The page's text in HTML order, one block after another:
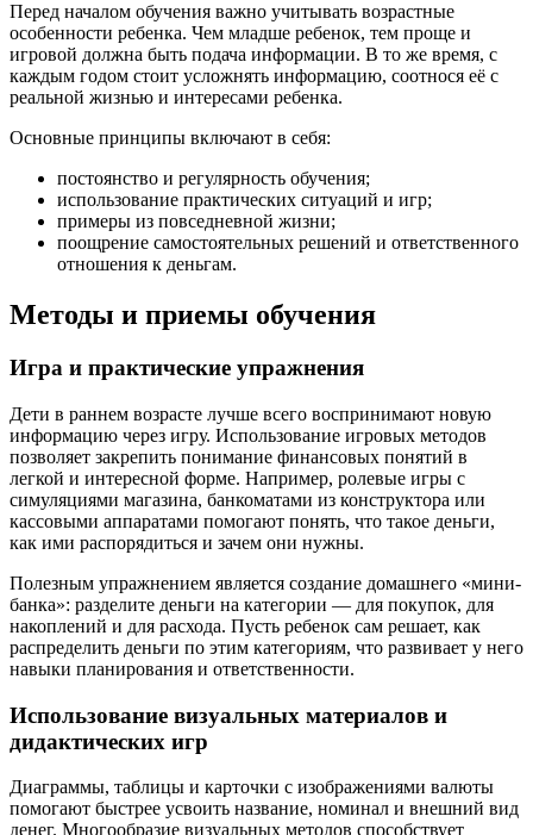
Перед началом обучения важно учитывать возрастные
особенности ребенка. Чем младше ребенок, тем проще и
игровой должна быть подача информации. В то же время, с
каждым годом стоит усложнять информацию, соотнося её с
реальной жизнью и интересами ребенка.
Основные принципы включают в себя:
постоянство и регулярность обучения;
использование практических ситуаций и игр;
примеры из повседневной жизни;
поощрение самостоятельных решений и ответственного
отношения к деньгам.
Методы и приемы обучения
Игра и практические упражнения
Дети в раннем возрасте лучше всего воспринимают новую
информацию через игру. Использование игровых методов
позволяет закрепить понимание финансовых понятий в
легкой и интересной форме. Например, ролевые игры с
симуляциями магазина, банкоматами из конструктора или
кассовыми аппаратами помогают понять, что такое деньги,
как ими распорядиться и зачем они нужны.
Полезным упражнением является создание домашнего «мини-
банка»: разделите деньги на категории — для покупок, для
накоплений и для расхода. Пусть ребенок сам решает, как
распределить деньги по этим категориям, что развивает у него
навыки планирования и ответственности.
Использование визуальных материалов и
дидактических игр
Диаграммы, таблицы и карточки с изображениями валюты
помогают быстрее усвоить название, номинал и внешний вид
денег. Многообразие визуальных методов способствует